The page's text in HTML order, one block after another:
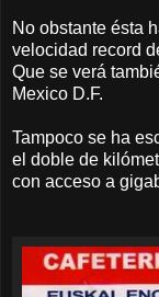
No obstante ésta
velocidad record
Que se verá
Mexico D.F.
Tampoco se ha
el doble de
con acceso a